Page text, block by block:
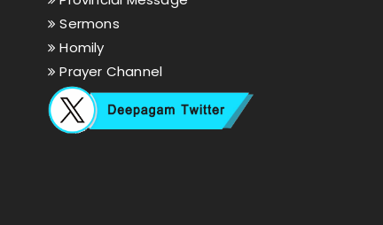
Sermons
Homily
Prayer Channel